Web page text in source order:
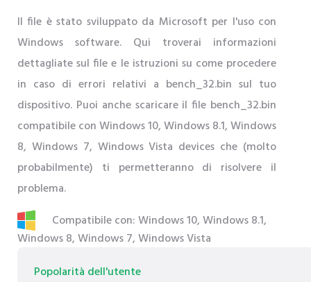
Il file è stato sviluppato da Microsoft per l'uso con
Windows software. Qui troverai informazioni
dettagliate sul file e le istruzioni su come procedere
in caso di errori relativi a bench_32.bin sul tuo
dispositivo. Puoi anche scaricare il file bench_32.bin
compatibile con Windows 10, Windows 8.1, Windows
8, Windows 7, Windows Vista devices che (molto
probabilmente) ti permetteranno di risolvere il
problema.
Compatibile con: Windows 10, Windows 8.1,
Windows 8, Windows 7, Windows Vista
Popolarità dell'utente